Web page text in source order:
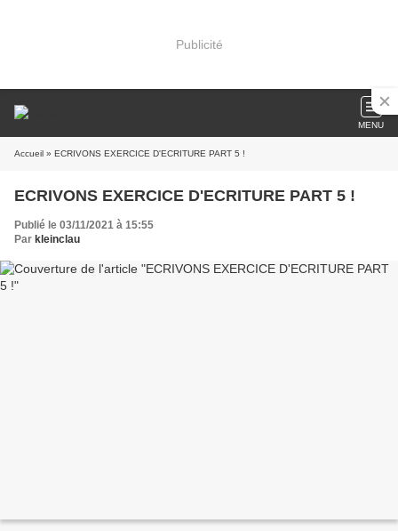
Publicité
MENU
Accueil » ECRIVONS EXERCICE D'ECRITURE PART 5 !
ECRIVONS EXERCICE D'ECRITURE PART 5 !
Publié le 03/11/2021 à 15:55
Par kleinclau